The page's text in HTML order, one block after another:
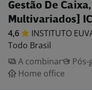
Gestão De
Multivariados]
4,6 INSTITUTO
Todo Brasil
A combinar
Home office